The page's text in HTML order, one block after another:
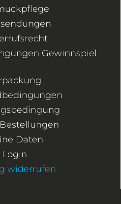
Gewinnspiel
Daten
Login
widerrufen